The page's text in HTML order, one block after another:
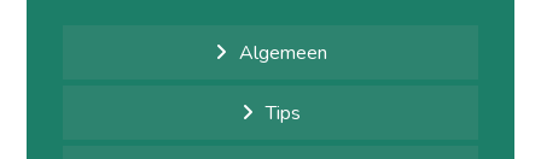
Algemeen
Tips